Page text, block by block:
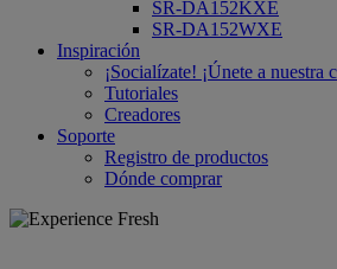
SR-DA152KXE
SR-DA152WXE
Inspiración
¡Socialízate! ¡Únete a nuestra
Tutoriales
Creadores
Soporte
Registro de productos
Dónde comprar